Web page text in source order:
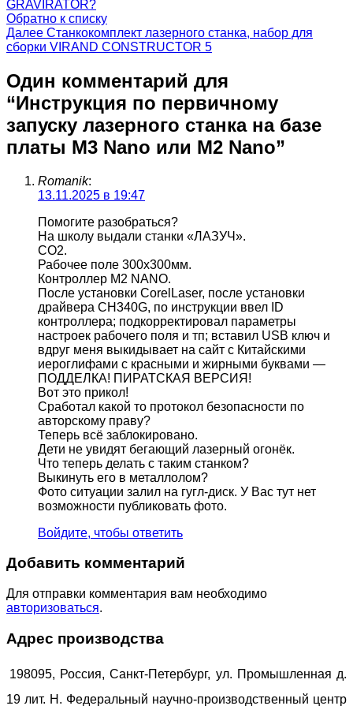
GRAVIRATOR?
Обратно к списку
Далее Станкокомплект лазерного станка, набор для
сборки VIRAND CONSTRUCTOR 5
Один комментарий для
“Инструкция по первичному
запуску лазерного станка на базе
платы M3 Nano или M2 Nano”
Romanik:
13.11.2025 в 19:47
Помогите разобраться?
На школу выдали станки «ЛАЗУЧ».
СО2.
Рабочее поле 300х300мм.
Контроллер M2 NANO.
После установки CorelLaser, после установки
драйвера CH340G, по инструкции ввел ID
контроллера; подкорректировал параметры
настроек рабочего поля и тп; вставил USB ключ и
вдруг меня выкидывает на сайт с Китайскими
иероглифами с красными и жирными буквами —
ПОДДЕЛКА! ПИРАТСКАЯ ВЕРСИЯ!
Вот это прикол!
Сработал какой то протокол безопасности по
авторскому праву?
Теперь всё заблокировано.
Дети не увидят бегающий лазерный огонёк.
Что теперь делать с таким станком?
Выкинуть его в металлолом?
Фото ситуации залил на гугл-диск. У Вас тут нет
возможности публиковать фото.
Войдите, чтобы ответить
Добавить комментарий
Для отправки комментария вам необходимо
авторизоваться.
Адрес производства
198095, Россия, Санкт-Петербург, ул. Промышленная д.
19 лит. Н. Федеральный научно-производственный центр